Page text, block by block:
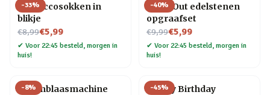
-33%
Proseccosokken in
blikje
€8,99
Nu voor€5,99
✔ Voor 22:45 besteld, morgen in
huis!
-40%
Dig It Out edelstenen
opgraafset
€9,99
Nu voor€5,99
✔ Voor 22:45 besteld, morgen in
huis!
-8%
Bellenblaasmachine -45%
Happy Birthday